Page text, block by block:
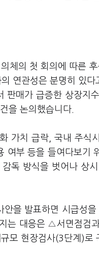
체의 첫 회의에 따른
연관성은 분명히 있
판매가 급증한 상장지
을 논의했습니다.
가치 급락, 국내 주식
여부 등을 들여다보기
독 방식을 벗어나 상
을 발표하면 시급성
는 대응은 △서면점검
모 현장검사(3단계)로